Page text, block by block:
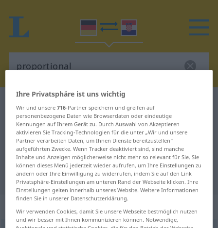
Deutsch-Kroatisch Übersetzung für
"proportional"
"proportional" Kroatisch
Übersetzung
„proportional“ : Adjektiv
Ihre Privatsphäre ist uns wichtig
Wir und unsere716-Partner speichern und greifen auf
personenbezogene Daten wie Browserdaten oder eindeutige
Kennungen auf Ihrem Gerät zu. Durch Auswahl von Akzeptieren
aktivieren Sie Tracking-Technologien für die unter „Wir und unsere
Partner verarbeiten Daten, um Ihnen Dienste bereitzustellen“
aufgeführten Zwecke. Wenn Tracker deaktiviert sind, sind manche
Inhalte und Anzeigen möglicherweise nicht mehr so relevant für Sie. Sie
können dieses Menü jederzeit wieder aufrufen, um Ihre Einstellungen zu
ändern oder Ihre Einwilligung zu widerrufen, indem Sie auf den Link
Privatsphäre-Einstellungen am unteren Rand der Webseite klicken. Ihre
Einstellungen gelten innerhalb unseres Website. Weitere Informationen
finden Sie in unserer Datenschutzerklärung.
Wir verwenden Cookies, damit Sie unsere Webseite bestmöglich nutzen
und wir besser mit Ihnen kommunizieren können. Notwendige,